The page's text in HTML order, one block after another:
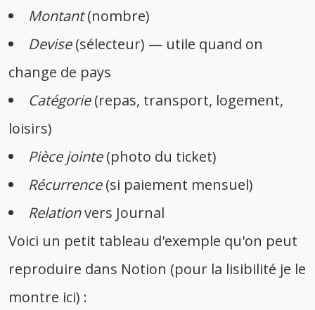
Montant(nombre)
Devise(sélecteur) — utile quand on
change de pays
Catégorie(repas, transport, logement,
loisirs)
Pièce jointe(photo du ticket)
Récurrence(si paiement mensuel)
Relationvers Journal
Voici un petit tableau d'exemple qu'on peut
reproduire dans Notion (pour la lisibilité je le
montre ici) :